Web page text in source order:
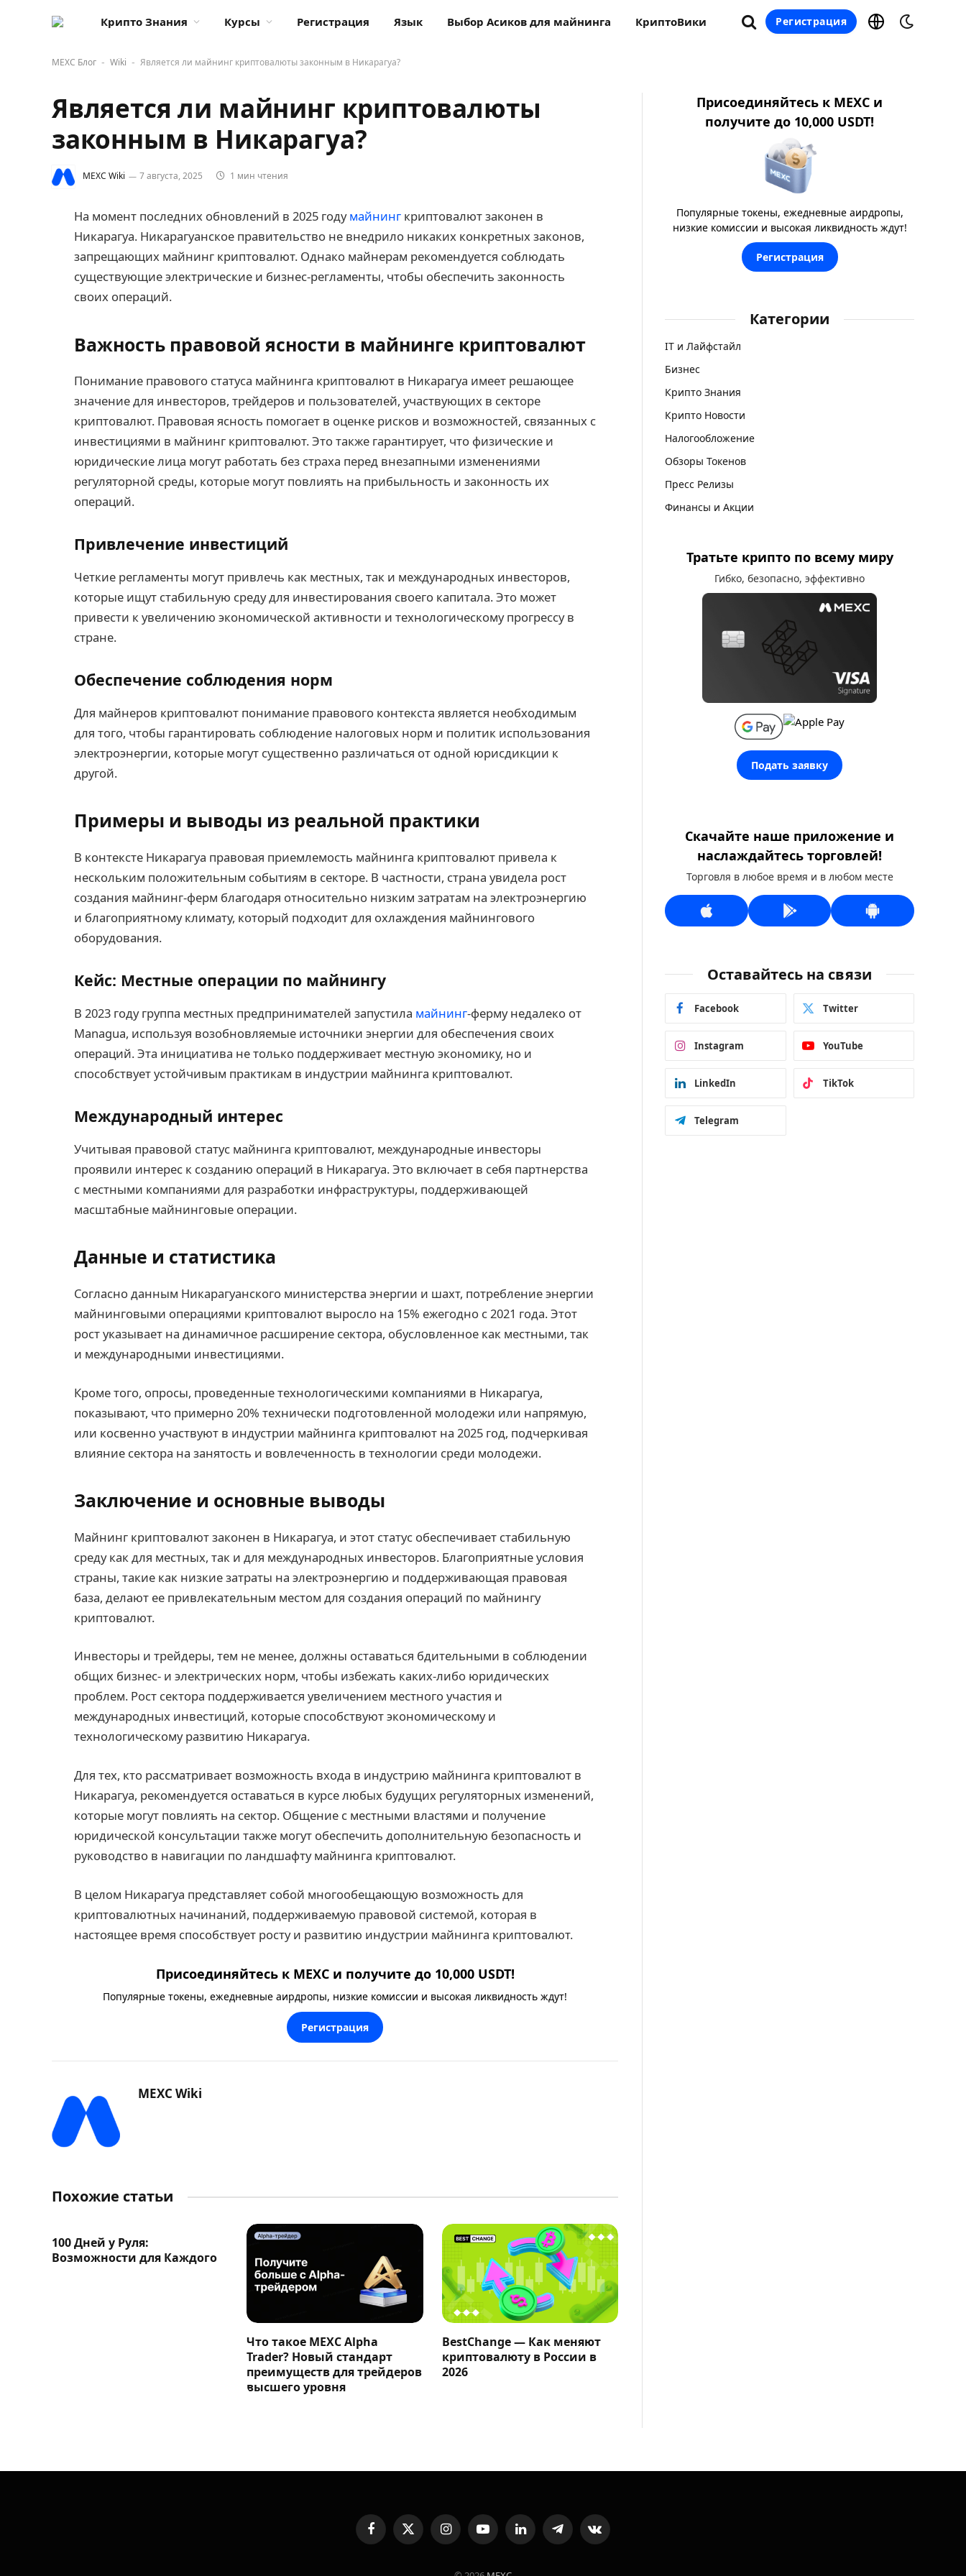
Крипто Знания Курсы Регистрация Язык Выбор Асиков для майнинга КриптоВики Регистрация
MEXC Блог - Wiki - Является ли майнинг криптовалюты законным в Никарагуа?
Является ли майнинг криптовалюты
законным в Никарагуа?
MEXC Wiki 7 августа, 2025 1 мин чтения
На момент последних обновлений в 2025 годумайнинг криптовалют законен в
Никарагуа. Никарагуанское правительство не внедрило никаких конкретных законов,
запрещающих майнинг криптовалют. Однако майнерам рекомендуется соблюдать
существующие электрические и бизнес-регламенты, чтобы обеспечить законность
своих операций.
Важность правовой ясности в майнинге криптовалют
Понимание правового статуса майнинга криптовалют в Никарагуа имеет решающее
значение для инвесторов, трейдеров и пользователей, участвующих в секторе
криптовалют. Правовая ясность помогает в оценке рисков и возможностей, связанных с
инвестициями в майнинг криптовалют. Это также гарантирует, что физические и
юридические лица могут работать без страха перед внезапными изменениями
регуляторной среды, которые могут повлиять на прибыльность и законность их
операций.
Привлечение инвестиций
Четкие регламенты могут привлечь как местных, так и международных инвесторов,
которые ищут стабильную среду для инвестирования своего капитала. Это может
привести к увеличению экономической активности и технологическому прогрессу в
стране.
Обеспечение соблюдения норм
Для майнеров криптовалют понимание правового контекста является необходимым
для того, чтобы гарантировать соблюдение налоговых норм и политик использования
электроэнергии, которые могут существенно различаться от одной юрисдикции к
другой.
Примеры и выводы из реальной практики
В контексте Никарагуа правовая приемлемость майнинга криптовалют привела к
нескольким положительным событиям в секторе. В частности, страна увидела рост
создания майнинг-ферм благодаря относительно низким затратам на электроэнергию
и благоприятному климату, который подходит для охлаждения майнингового
оборудования.
Кейс: Местные операции по майнингу
В 2023 году группа местных предпринимателей запустила майнинг-ферму недалеко от
Managua, используя возобновляемые источники энергии для обеспечения своих
операций. Эта инициатива не только поддерживает местную экономику, но и
способствует устойчивым практикам в индустрии майнинга криптовалют.
Международный интерес
Учитывая правовой статус майнинга криптовалют, международные инвесторы
проявили интерес к созданию операций в Никарагуа. Это включает в себя партнерства
с местными компаниями для разработки инфраструктуры, поддерживающей
масштабные майнинговые операции.
Данные и статистика
Согласно данным Никарагуанского министерства энергии и шахт, потребление энергии
майнинговыми операциями криптовалют выросло на 15% ежегодно с 2021 года. Этот
рост указывает на динамичное расширение сектора, обусловленное как местными, так
и международными инвестициями.
Кроме того, опросы, проведенные технологическими компаниями в Никарагуа,
показывают, что примерно 20% технически подготовленной молодежи или напрямую,
или косвенно участвуют в индустрии майнинга криптовалют на 2025 год, подчеркивая
влияние сектора на занятость и вовлеченность в технологии среди молодежи.
Заключение и основные выводы
Майнинг криптовалют законен в Никарагуа, и этот статус обеспечивает стабильную
среду как для местных, так и для международных инвесторов. Благоприятные условия
страны, такие как низкие затраты на электроэнергию и поддерживающая правовая
база, делают ее привлекательным местом для создания операций по майнингу
криптовалют.
Инвесторы и трейдеры, тем не менее, должны оставаться бдительными в соблюдении
общих бизнес- и электрических норм, чтобы избежать каких-либо юридических
проблем. Рост сектора поддерживается увеличением местного участия и
международных инвестиций, которые способствуют экономическому и
технологическому развитию Никарагуа.
Для тех, кто рассматривает возможность входа в индустрию майнинга криптовалют в
Никарагуа, рекомендуется оставаться в курсе любых будущих регуляторных изменений,
которые могут повлиять на сектор. Общение с местными властями и получение
юридической консультации также могут обеспечить дополнительную безопасность и
руководство в навигации по ландшафту майнинга криптовалют.
В целом Никарагуа представляет собой многообещающую возможность для
криптовалютных начинаний, поддерживаемую правовой системой, которая в
настоящее время способствует росту и развитию индустрии майнинга криптовалют.
Присоединяйтесь к MEXC и получите до 10,000 USDT!
Популярные токены, ежедневные аирдропы, низкие комиссии и высокая ликвидность ждут!
Регистрация
MEXC Wiki
Похожие статьи
100 Дней у Руля:
Возможности для Каждого
Что такое MEXC Alpha
Trader? Новый стандарт
преимуществ для трейдеров
высшего уровня
BestChange — Как меняют
криптовалюту в России в
2026
Присоединяйтесь к MEXC и
получите до 10,000 USDT!
Популярные токены, ежедневные аирдропы,
низкие комиссии и высокая ликвидность ждут!
Регистрация
Категории
IT и Лайфстайл
Бизнес
Крипто Знания
Крипто Новости
Налогообложение
Обзоры Токенов
Пресс Релизы
Финансы и Акции
Тратьте крипто по всему миру
Гибко, безопасно, эффективно
Подать заявку
Скачайте наше приложение и
наслаждайтесь торговлей!
Торговля в любое время и в любом месте
Оставайтесь на связи
Facebook Twitter
Instagram YouTube
LinkedIn TikTok
Telegram
FacebookX
(Twitter)
InstagramYouTubeLinkedInTelegramVKontakte